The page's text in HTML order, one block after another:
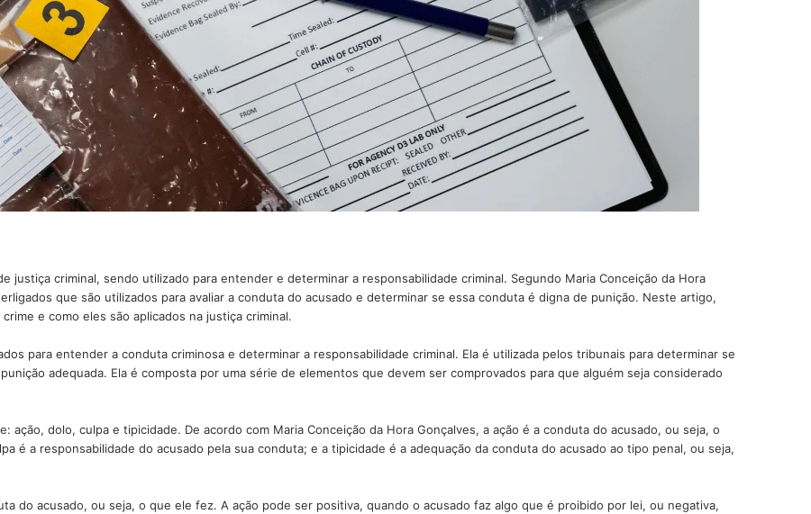
justiça criminal, sendo utilizado para entender e determinar a responsabilidade criminal. Segundo Maria Conceição da Hora
que são utilizados para avaliar a conduta do acusado e determinar se essa conduta é digna de punição. Neste artigo,
e como eles são aplicados na justiça criminal.
para entender a conduta criminosa e determinar a responsabilidade criminal. Ela é utilizada pelos tribunais para determinar se
adequada. Ela é composta por uma série de elementos que devem ser comprovados para que alguém seja considerado
ação, dolo, culpa e tipicidade. De acordo com Maria Conceição da Hora Gonçalves, a ação é a conduta do acusado, ou seja, o
é a responsabilidade do acusado pela sua conduta; e a tipicidade é a adequação da conduta do acusado ao tipo penal, ou seja,
do acusado, ou seja, o que ele fez. A ação pode ser positiva, quando o acusado faz algo que é proibido por lei, ou negativa,